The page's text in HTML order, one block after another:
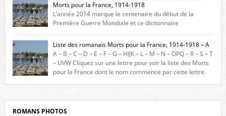
Morts pour la France, 1914-1918
L’année 2014 marque le centenaire du début de la
Première Guerre Mondiale et ce dictionnaire
biographique veut rendre hommage aux romanais Morts pour la
France durant ce conflit. La base de cette recherche historique est
constituée des noms gravés sur les plaques commémoratives de
l’Hôtel de Ville, du lycée du Dauphiné et du lycée Triboulet, […]
Liste des romanais Morts pour la France, 1914-1918 – A
A – B – C – D – E – F – G – HIJK – L – M – N – OPQ – R – S – T
– UVW Cliquez sur une lettre pour voir la liste des Morts
pour la France dont le nom commence par cette lettre.
ROMANS PHOTOS